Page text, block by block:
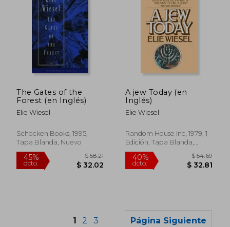
40%
dcto. $ 28.36
45%
dcto.
The Gates of the
Forest (en Inglés)
Elie Wiesel
Schocken Books, 1995,
Tapa Blanda, Nuevo
A jew Today (en
Inglés)
Elie Wiesel
Random House Inc, 1979, 1
Edición, Tapa Blanda,
Nuevo
1 2 3 Página Siguiente